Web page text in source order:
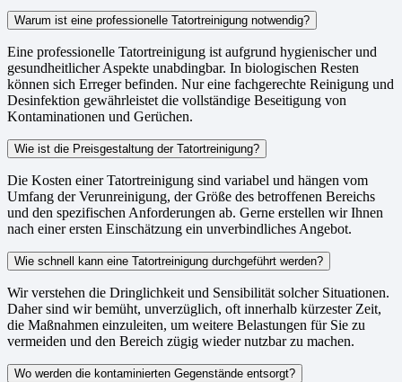
Warum ist eine professionelle Tatortreinigung notwendig?
Eine professionelle Tatortreinigung ist aufgrund hygienischer und
gesundheitlicher Aspekte unabdingbar. In biologischen Resten
können sich Erreger befinden. Nur eine fachgerechte Reinigung und
Desinfektion gewährleistet die vollständige Beseitigung von
Kontaminationen und Gerüchen.
Wie ist die Preisgestaltung der Tatortreinigung?
Die Kosten einer Tatortreinigung sind variabel und hängen vom
Umfang der Verunreinigung, der Größe des betroffenen Bereichs
und den spezifischen Anforderungen ab. Gerne erstellen wir Ihnen
nach einer ersten Einschätzung ein unverbindliches Angebot.
Wie schnell kann eine Tatortreinigung durchgeführt werden?
Wir verstehen die Dringlichkeit und Sensibilität solcher Situationen.
Daher sind wir bemüht, unverzüglich, oft innerhalb kürzester Zeit,
die Maßnahmen einzuleiten, um weitere Belastungen für Sie zu
vermeiden und den Bereich zügig wieder nutzbar zu machen.
Wo werden die kontaminierten Gegenstände entsorgt?